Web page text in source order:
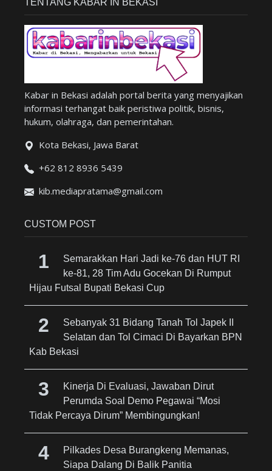
Kabar in Bekasi adalah portal berita yang menyajikan
informasi terhangat baik peristiwa politik, bisnis,
hukum, olahraga, dan pemerintahan.
Kota Bekasi, Jawa Barat
+62 812 8936 5439
kib.mediapratama@gmail.com
CUSTOM POST
Semarakkan Hari Jadi ke-76 dan HUT RI
ke-81, 28 Tim Adu Gocekan Di Rumput
Hijau Futsal Bupati Bekasi Cup
Sebanyak 31 Bidang Tanah Tol Japek II
Selatan dan Tol Cimaci Di Bayarkan BPN
Kab Bekasi
Kinerja Di Evaluasi, Jawaban Dirut
Perumda Soal Demo Pegawai “Mosi
Tidak Percaya Dirum” Membingungkan!
Pilkades Desa Burangkeng Memanas,
Siapa Dalang Di Balik Panitia